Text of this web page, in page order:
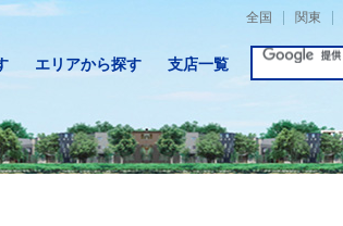
全国 関東
エリアから探す 支店一覧